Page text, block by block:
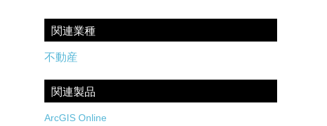
関連業種
不動産
関連製品
ArcGIS Online